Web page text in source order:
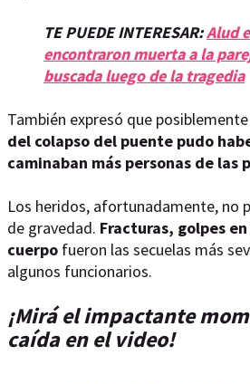
TE PUEDE INTERESAR:Alud
encontraron muerta a la
buscada luego de la tragedia
También expresó que posiblemente
del colapso del puente pudo
caminaban más personas de las
Los heridos, afortunadamente, no
de gravedad. Fracturas, golpes
cuerpo fueron las secuelas más
algunos funcionarios.
¡Mirá el impactante
caída en el video!